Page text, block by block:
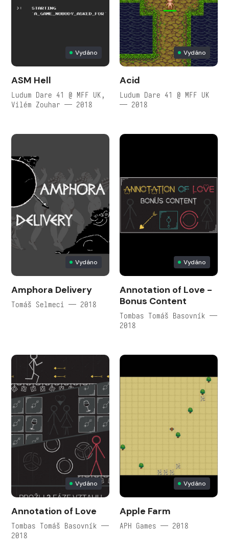
Vydáno
ASM Hell
Ludum Dare 41 @ MFF UK,
Vilém Zouhar — 2018
Vydáno
Acid
Ludum Dare 41 @ MFF UK
— 2018
Vydáno
Amphora Delivery
Tomáš Selmeci — 2018
Vydáno
Annotation of Love -
Bonus Content
Tombas Tomáš Basovník —
2018
Vydáno
Annotation of Love
Tombas Tomáš Basovník —
2018
Vydáno
Apple Farm
APH Games — 2018